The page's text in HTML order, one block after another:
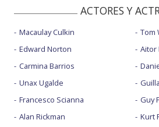
ACTORES Y
Macaulay Culkin
Edward Norton
Carmina Barrios
Unax Ugalde
Francesco Scianna
Alan Rickman
Tom
Aitor
Guy
Kurt